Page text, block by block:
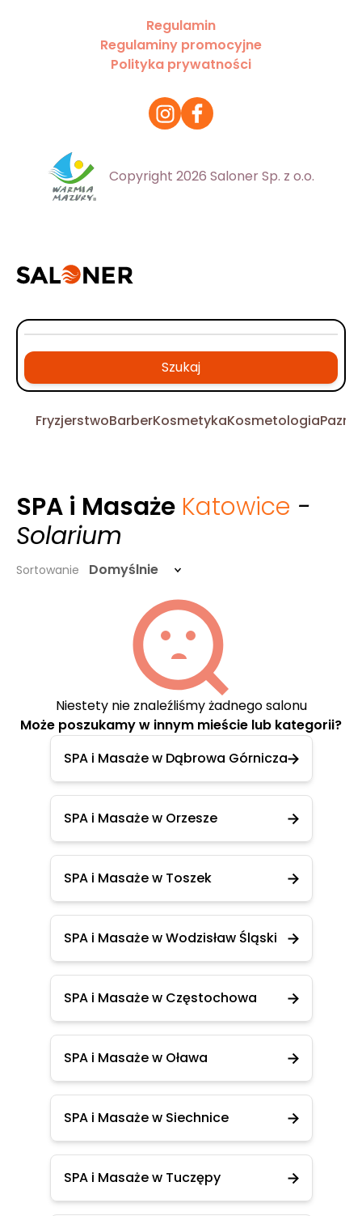
Regulamin
Regulaminy promocyjne
Polityka prywatności
Copyright 2026 Saloner Sp. z o.o.
Szukaj
FryzjerstwoBarberKosmetykaKosmetologia
SPA i Masaże Katowice -
Solarium
Sortowanie Domyślnie
Niestety nie znaleźliśmy żadnego salonu
Może poszukamy w innym mieście lub kategorii?
SPA i Masaże w Dąbrowa Górnicza
SPA i Masaże w Orzesze
SPA i Masaże w Toszek
SPA i Masaże w Wodzisław Śląski
SPA i Masaże w Częstochowa
SPA i Masaże w Oława
SPA i Masaże w Siechnice
SPA i Masaże w Tuczępy